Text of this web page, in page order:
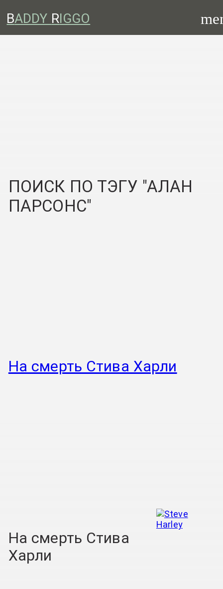
BADDY RIGGO
ПОИСК ПО ТЭГУ "АЛАН
ПАРСОНС"
На смерть Стива Харли
На смерть Стива
Харли